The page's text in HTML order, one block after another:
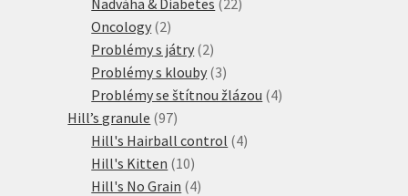
Oncology 22
produkty
Problémy s játry 22
produkty
Problémy s klouby 33
produkty
Problémy se štítnou žlázou 44
Hill’s granule 9797
produktů
Hill's Hairball control 44
Hill's Kitten 1010
produktů
Hill's No Grain 44